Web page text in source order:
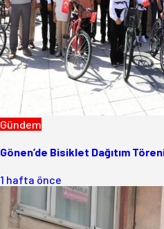
Gündem
Gönen’de Bisiklet Dağıtım
1 hafta önce